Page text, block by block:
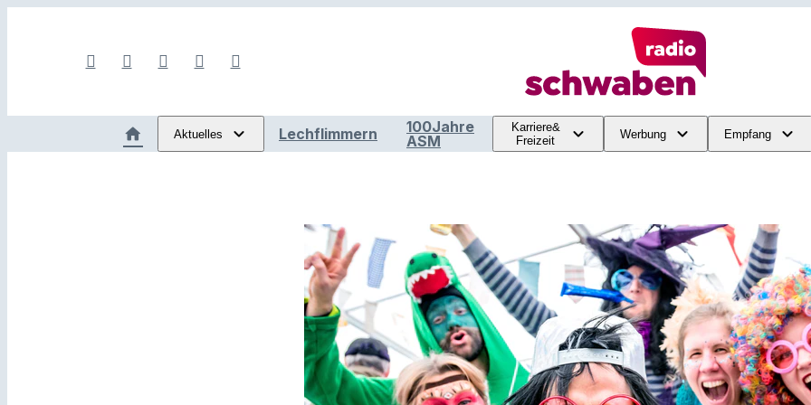
Aktuelles Lechflimmern
100Jahre
ASM
Karriere&
Freizeit
Werbung Empfang